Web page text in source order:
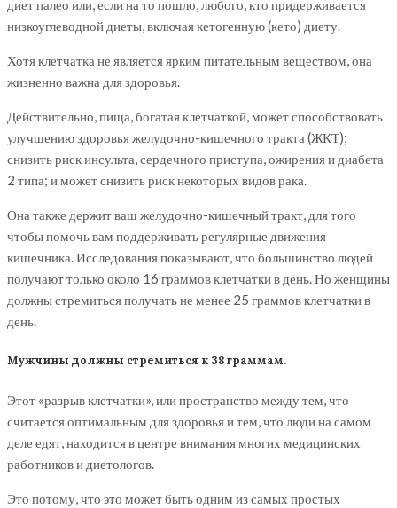
диет палео или, если на то пошло, любого, кто придерживается
низкоуглеводной диеты, включая кетогенную (кето) диету.
Хотя клетчатка не является ярким питательным веществом, она
жизненно важна для здоровья.
Действительно, пища, богатая клетчаткой, может способствовать
улучшению здоровья желудочно-кишечного тракта (ЖКТ);
снизить риск инсульта, сердечного приступа, ожирения и диабета
2 типа; и может снизить риск некоторых видов рака.
Она также держит ваш желудочно-кишечный тракт, для того
чтобы помочь вам поддерживать регулярные движения
кишечника. Исследования показывают, что большинство людей
получают только около 16 граммов клетчатки в день. Но женщины
должны стремиться получать не менее 25 граммов клетчатки в
день.
Мужчины должны стремиться к 38 граммам.
Этот «разрыв клетчатки», или пространство между тем, что
считается оптимальным для здоровья и тем, что люди на самом
деле едят, находится в центре внимания многих медицинских
работников и диетологов.
Это потому, что это может быть одним из самых простых